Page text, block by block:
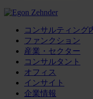
コンサルティング
ファンクション
産業・セクター
コンサルタント
オフィス
インサイト
企業情報